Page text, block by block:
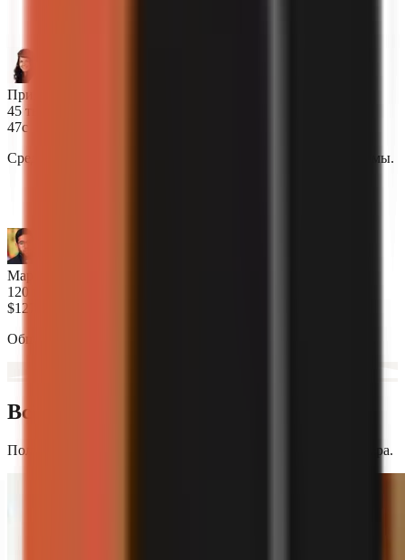
Прия Найду
45 тыс. подписчиков
47с
Среднее время создания полного видео из одной только темы.
Маркус Ойеларан
120 тыс. подписчиков
$127 тыс.
Общий заработок авторов GoFaceless только в этом месяце.
Всё необходимое
Полный видеодвижок — от сценария до финального рендера.